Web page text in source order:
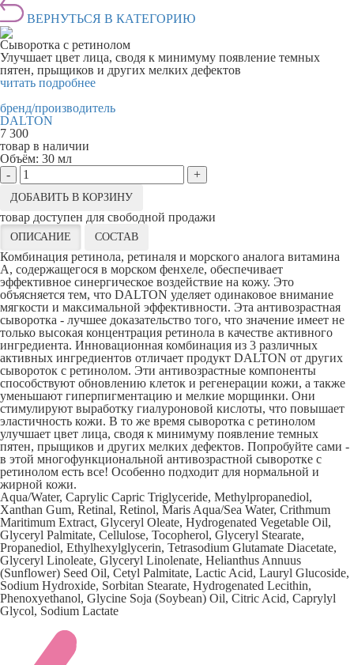
ВЕРНУТЬСЯ В КАТЕГОРИЮ
Сыворотка с ретинолом
Улучшает цвет лица, сводя к минимуму появление темных
пятен, прыщиков и других мелких дефектов
читать подробнее
бренд/производитель
DALTON
7 300
товар в наличии
Объём: 30 мл
-
+
ДОБАВИТЬ В КОРЗИНУ
товар доступен для свободной продажи
ОПИСАНИЕ СОСТАВ
Комбинация ретинола, ретиналя и морского аналога витамина
А, содержащегося в морском фенхеле, обеспечивает
эффективное синергическое воздействие на кожу. Это
объясняется тем, что DALTON уделяет одинаковое внимание
мягкости и максимальной эффективности. Эта антивозрастная
сыворотка - лучшее доказательство того, что значение имеет не
только высокая концентрация ретинола в качестве активного
ингредиента. Инновационная комбинация из 3 различных
активных ингредиентов отличает продукт DALTON от других
сывороток с ретинолом. Эти антивозрастные компоненты
способствуют обновлению клеток и регенерации кожи, а также
уменьшают гиперпигментацию и мелкие морщинки. Они
стимулируют выработку гиалуроновой кислоты, что повышает
эластичность кожи. В то же время сыворотка с ретинолом
улучшает цвет лица, сводя к минимуму появление темных
пятен, прыщиков и других мелких дефектов. Попробуйте сами -
в этой многофункциональной антивозрастной сыворотке с
ретинолом есть все! Особенно подходит для нормальной и
жирной кожи.
Aqua/Water, Caprylic Capric Triglyceride, Methylpropanediol,
Xanthan Gum, Retinal, Retinol, Maris Aqua/Sea Water, Crithmum
Maritimum Extract, Glyceryl Oleate, Hydrogenated Vegetable Oil,
Glyceryl Palmitate, Cellulose, Tocopherol, Glyceryl Stearate,
Propanediol, Ethylhexylglycerin, Tetrasodium Glutamate Diacetate,
Glyceryl Linoleate, Glyceryl Linolenate, Helianthus Annuus
(Sunflower) Seed Oil, Cetyl Palmitate, Lactic Acid, Lauryl Glucoside,
Sodium Hydroxide, Sorbitan Stearate, Hydrogenated Lecithin,
Phenoxyethanol, Glycine Soja (Soybean) Oil, Citric Acid, Caprylyl
Glycol, Sodium Lactate